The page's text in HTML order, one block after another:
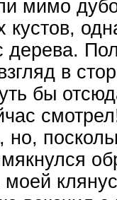
мимо
кустов,
дерева.
в
бы
но,